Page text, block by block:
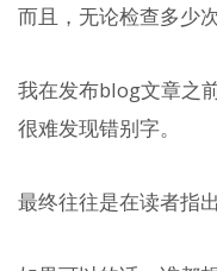
而且，无论检查多少
我在发布blog文章之
很难发现错别字。
最终往往是在读者指